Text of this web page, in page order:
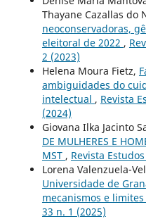
Thayane Cazallas do
neoconservadoras,
eleitoral de 2022 ,
2 (2023)
Helena Moura Fietz,
ambiguidades do
intelectual , Revista
(2024)
Giovana Ilka Jacinto
DE MULHERES E
MST , Revista
Lorena Valenzuela-
Universidade de
mecanismos e limites
33 n. 1 (2025)